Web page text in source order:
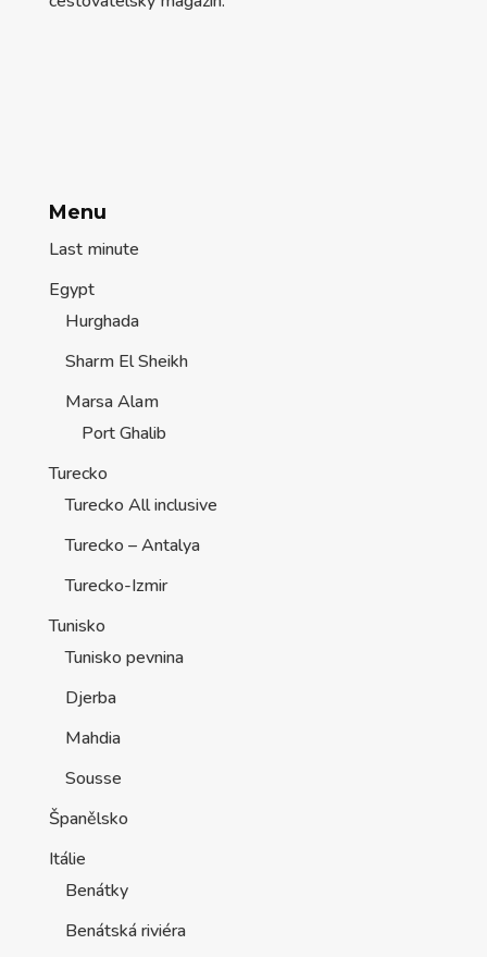
Menu
Last minute
Egypt
Hurghada
Sharm El Sheikh
Marsa Alam
Port Ghalib
Turecko
Turecko All inclusive
Turecko – Antalya
Turecko-Izmir
Tunisko
Tunisko pevnina
Djerba
Mahdia
Sousse
Španělsko
Itálie
Benátky
Benátská riviéra